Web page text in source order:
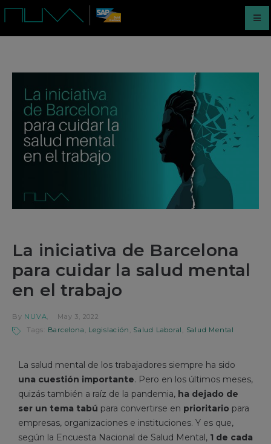
La iniciativa de Barcelona
para cuidar la salud mental
en el trabajo
By NUVA
May 3, 2022
Tags: Barcelona , Legislación , Salud Laboral , Salud Mental
La salud mental de los trabajadores siempre ha sido
una cuestión importante. Pero en los últimos meses,
quizás también a raíz de la pandemia, ha dejado de
ser un tema tabú para convertirse en prioritario para
empresas, organizaciones e instituciones. Y es que,
según la Encuesta Nacional de Salud Mental, 1 de cada